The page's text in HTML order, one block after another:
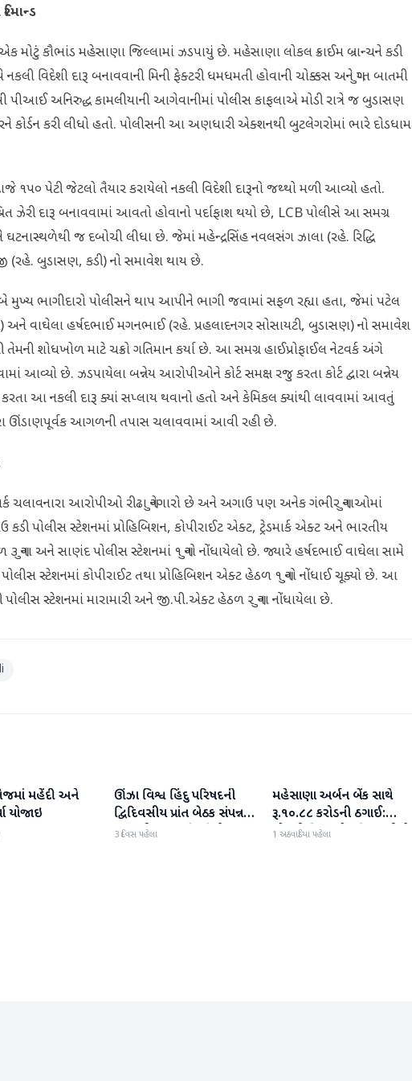
એક મોટું કૌભાંડ મહેસાણા જિલ્લામાં ઝડપાયું છે. મહેસાણા લોકલ ક્રાઈમ બ્રાન્ચને કડી
વિદેશી દારૂ બનાવવાની મિની ફેક્ટરી ધમધમતી હોવાની ચોક્કસ અને ગુપ્ત બાતમી
અનિરુદ્ધ કામલીયાની આગેવાનીમાં પોલીસ કાફલાએ મોડી રાત્રે જ બુડાસણ
કોર્ડન કરી લીધો હતો. પોલીસની આ અણધારી એક્શનથી બુટલેગરોમાં ભારે દોડધામ
૧૫૦ પેટી જેટલો તૈયાર કરાયેલો નકલી વિદેશી દારૂનો જથ્થો મળી આવ્યો હતો.
ઝેરી દારૂ બનાવવામાં આવતો હોવાનો પર્દાફાશ થયો છે, LCB પોલીસે આ સમગ્ર
જ દબોચી લીધા છે. જેમાં મહેન્દ્રસિંહ નવલસંગ ઝાલા (રહે. રિદ્ધિ
(રહે. બુડાસણ, કડી) નો સમાવેશ થાય છે.
મુખ્ય ભાગીદારો પોલીસને થાપ આપીને ભાગી જવામાં સફળ રહ્યા હતા, જેમાં પટેલ
વાઘેલા હર્ષદભાઈ મગનભાઈ (રહે. પ્રહલાદનગર સોસાયટી, બુડાસણ) નો સમાવેશ
શોધખોળ માટે ચક્રો ગતિમાન કર્યા છે. આ સમગ્ર હાઈપ્રોફાઈલ નેટવર્ક અંગે
આવ્યો છે. ઝડપાયેલા બન્નેય આરોપીઓને કોર્ટ સમક્ષ રજુ કરતા કોર્ટ દ્વારા બન્નેય
આ નકલી દારૂ ક્યાં સપ્લાય થવાનો હતો અને કેમિકલ ક્યાંથી લાવવામાં આવતું
ઊંડાણપૂર્વક આગળની તપાસ ચલાવવામાં આવી રહી છે.
ચલાવનારા આરોપીઓ રીઢા ગુનેગારો છે અને અગાઉ પણ અનેક ગંભીર ગુનાઓમાં
પોલીસ સ્ટેશનમાં પ્રોહિબિશન, કોપીરાઈટ એક્ટ, ટ્રેડમાર્ક એક્ટ અને ભારતીય
૩ ગુના અને સાણંદ પોલીસ સ્ટેશનમાં ૧ ગુનો નોંધાયેલો છે. જ્યારે હર્ષદભાઈ વાઘેલા સામે
સ્ટેશનમાં કોપીરાઈટ તથા પ્રોહિબિશન એક્ટ હેઠળ ૧ ગુનો નોંધાઈ ચૂક્યો છે. આ
સ્ટેશનમાં મારામારી અને જી.પી.એક્ટ હેઠળ ૨ ગુના નોંધાયેલા છે.
મહેંદી અને
યોજાઇ
મહેસાણા
ઊંઝા વિશ્વ હિંદુ પરિષદની
દ્વિદિવસીય પ્રાંત બેઠક સંપન્ન :
250 થી વધુ કાર્યકર્તાઓ
3 દિવસ પહેલા
મહેસાણા
મહેસાણા અર્બન બેંક સાથે
રૂ.૧૦.૮૮ કરોડની ઠગાઈ:
લોનની મિલકતો પતિ-પત્નીએ
1 અઠવાડિયા પહેલા